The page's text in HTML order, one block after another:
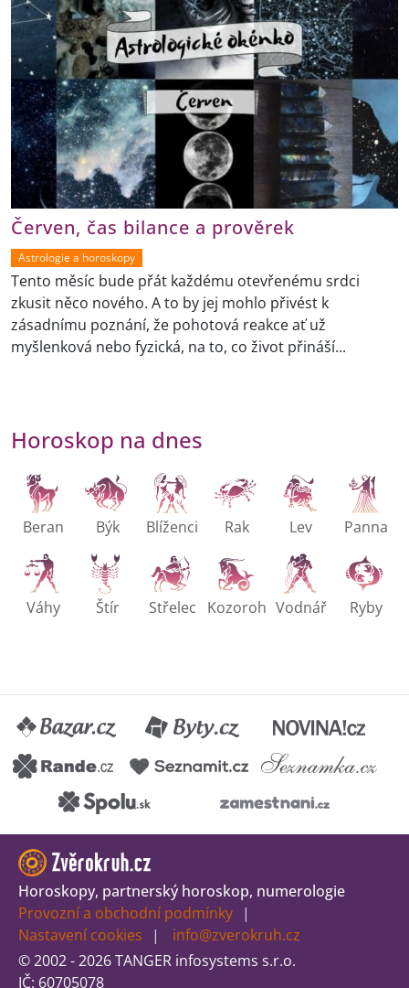
Červen, čas bilance a prověrek
Astrologie a horoskopy
Tento měsíc bude přát každému otevřenému srdci
zkusit něco nového. A to by jej mohlo přivést k
zásadnímu poznání, že pohotová reakce ať už
myšlenková nebo fyzická, na to, co život přináší...
Horoskop na dnes
Beran Býk Blíženci Rak Lev Panna
Váhy Štír Střelec Kozoroh Vodnář Ryby
Horoskopy, partnerský horoskop, numerologie
Provozní a obchodní podmínky
Nastavení cookies
info@zverokruh.cz
© 2002 - 2026 TANGER infosystems s.r.o.
IČ: 60705078